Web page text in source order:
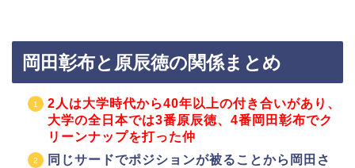
岡田彰布と原辰徳の関係まとめ
2人は大学時代から40年以上の付き合いがあり、
大学の全日本では3番原辰徳、4番岡田彰布でク
リーンナップを打った仲
同じサードでポジションが被ることから岡田さ